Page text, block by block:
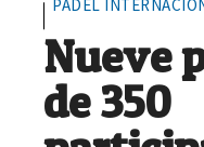
PÁDEL
Nueve
de 350